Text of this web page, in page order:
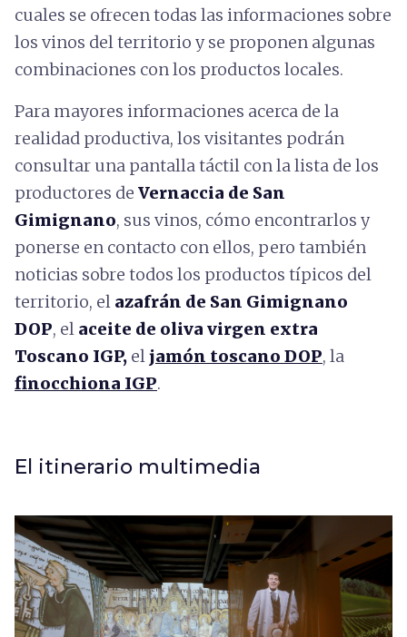
cuales se ofrecen todas las informaciones sobre
los vinos del territorio y se proponen algunas
combinaciones con los productos locales.
Para mayores informaciones acerca de la
realidad productiva, los visitantes podrán
consultar una pantalla táctil con la lista de los
productores de Vernaccia de San
Gimignano, sus vinos, cómo encontrarlos y
ponerse en contacto con ellos, pero también
noticias sobre todos los productos típicos del
territorio, el azafrán de San Gimignano
DOP, el aceite de oliva virgen extra
Toscano IGP, eljamón toscano DOP, la
finocchiona IGP.
El itinerario multimedia